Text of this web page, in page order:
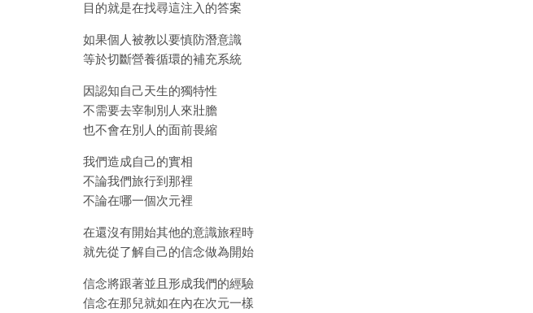
目的就是在找尋這注入的答案
如果個人被教以要慎防潛意識
等於切斷營養循環的補充系統
因認知自己天生的獨特性
不需要去宰制別人來壯膽
也不會在別人的面前畏縮
我們造成自己的實相
不論我們旅行到那裡
不論在哪一個次元裡
在還沒有開始其他的意識旅程時
就先從了解自己的信念做為開始
信念將跟著並且形成我們的經驗
信念在那兒就如在內在次元一樣